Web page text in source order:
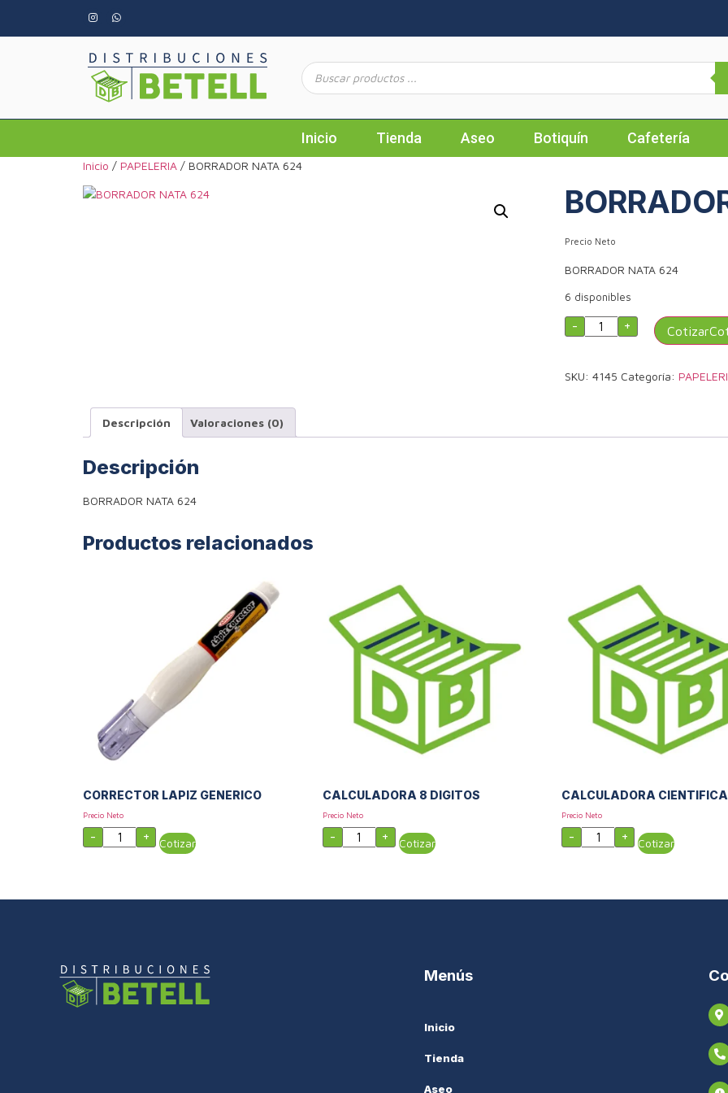
Inicio Tienda Aseo Botiquín Cafetería
Inicio / PAPELERIA / BORRADOR NATA 624
Precio Neto
BORRADOR NATA 624
6 disponibles
- + Cotizar
SKU: 4145 Categoría:
Descripción Valoraciones (0)
Descripción
BORRADOR NATA 624
Productos relacionados
CORRECTOR LAPIZ GENERICO
Precio Neto
- + Cotizar
CALCULADORA 8 DIGITOS
Precio Neto
- + Cotizar
CALCULADORA CIENTIFICA
Precio Neto
- + Cotizar
Menús
Inicio
Tienda
Aseo